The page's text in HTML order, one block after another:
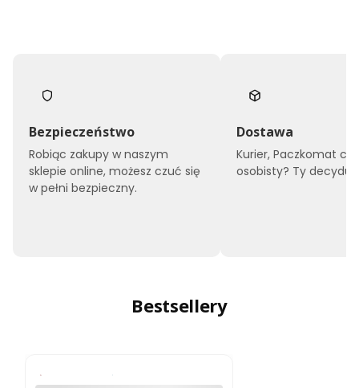
Bezpieczeństwo
Robiąc zakupy w naszym
sklepie online, możesz czuć się
w pełni bezpieczny.
Dostawa
Kurier, Paczkomat
osobisty? Ty
Bestsellery